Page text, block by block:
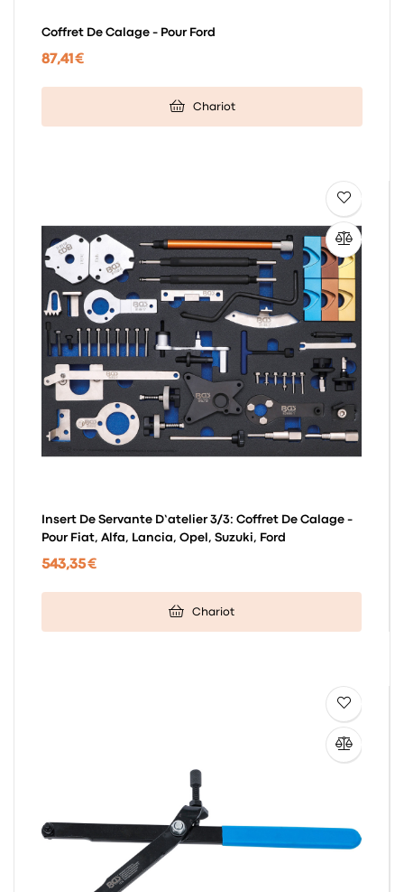
Coffret De Calage - Pour Ford
87,41 €
Chariot
Insert De Servante D’atelier 3/3: Coffret De Calage -
Pour Fiat, Alfa, Lancia, Opel, Suzuki, Ford
543,35 €
Chariot